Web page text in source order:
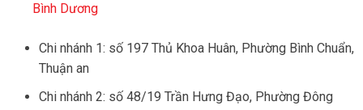
Bình Dương
Chi nhánh 1: số 197 Thủ Khoa Huân, Phường Bình Chuẩn,
Thuận an
Chi nhánh 2: số 48/19 Trần Hưng Đạo, Phường Đông